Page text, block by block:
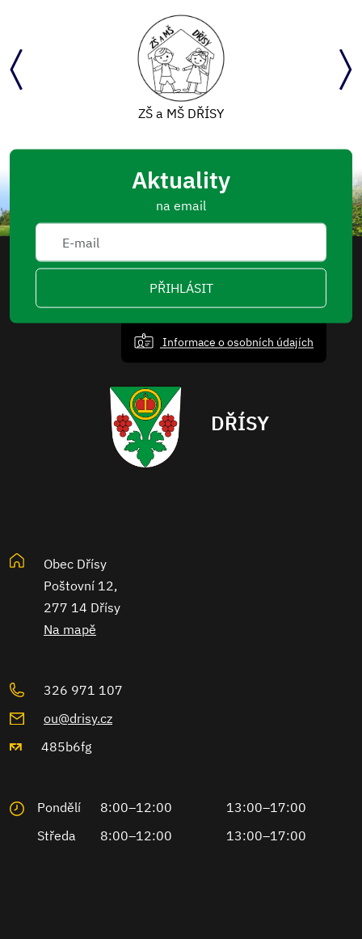
ZŠ a MŠ DŘÍSY
Aktuality
na email
PŘIHLÁSIT
Informace o osobních údajích
DŘÍSY
Obec Dřísy
Poštovní 12,
277 14 Dřísy
Na mapě
326 971 107
ou@drisy.cz
485b6fg
Pondělí 8:00–12:00
13:00–17:00
Středa
8:00–12:00 13:00–17:00